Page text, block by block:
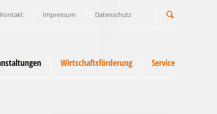
Kontakt Impressum Datenschutz
Wirtschaftsförderung Service